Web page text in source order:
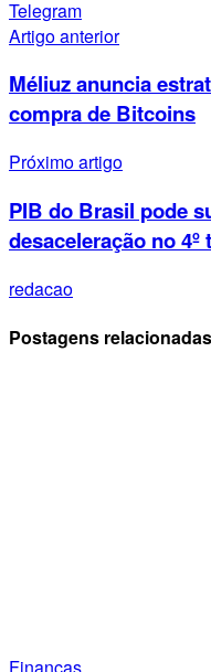
Telegram
Artigo anterior
Méliuz anuncia
compra de Bitcoins
Próximo artigo
PIB do Brasil pode
desaceleração no
redacao
Postagens relacionadas